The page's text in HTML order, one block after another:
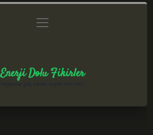
Gizlilik Politikası
menüyü
aç
Enerji Dolu Fikirler